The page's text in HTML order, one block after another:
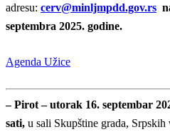
adresu: cerv@minljmpdd.gov.rs
septembra 2025. godine.
Agenda Užice
– Pirot – utorak 16. septembar
sati, u sali Skupštine grada, Srpskih